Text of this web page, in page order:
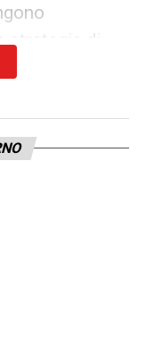
strategie di
come